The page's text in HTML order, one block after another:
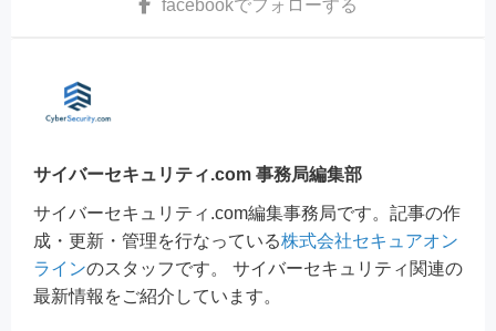
facebookでフォローする
サイバーセキュリティ.com 事務局編集部
サイバーセキュリティ.com編集事務局です。記事の作
成・更新・管理を行なっている株式会社セキュアオン
ラインのスタッフです。 サイバーセキュリティ関連の
最新情報をご紹介しています。